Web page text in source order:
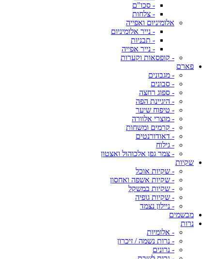
- סכו"ם
- צלחות
אלומיניום ואפייה
- נייר אלומיניום
- תבניות
- נייר אפייה
- קופסאות וקערות
פארם
- מגבונים
- סבונים
- ספוג רחצה
- היגיינת הפה
- טיפוח שיער
- מוצרי אלוורה
- קרמים ומשחות
- דאודורנטים
- גילוח
- צמר גפן אלכוהול ואצטון
שקיות
- שקיות אוכל
- שקיות אשפה ואחסון
- שקיות במשקל
- שקיות גופיה
- ניילון נצמד
מבשמים
נרות
- אלומיות
- נרות נשמה / זיכרון
- נרונים